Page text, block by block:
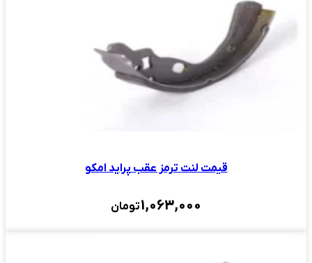
قیمت لنت ترمز عقب پراید امکو
1,063,000تومان